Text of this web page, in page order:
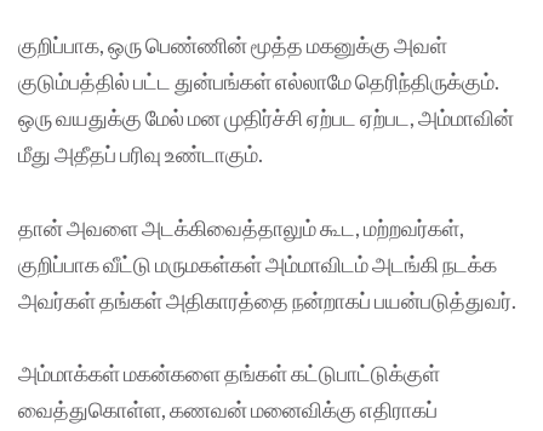
குறிப்பாக, ஒரு பெண்ணின் மூத்த மகனுக்கு அவள்
குடும்பத்தில் பட்ட துன்பங்கள் எல்லாமே தெரிந்திருக்கும்.
ஒரு வயதுக்கு மேல் மன முதிர்ச்சி ஏற்பட ஏற்பட, அம்மாவின்
மீது அதீதப் பரிவு உண்டாகும்.
தான் அவளை அடக்கிவைத்தாலும் கூட, மற்றவர்கள்,
குறிப்பாக வீட்டு மருமகள்கள் அம்மாவிடம் அடங்கி நடக்க
அவர்கள் தங்கள் அதிகாரத்தை நன்றாகப் பயன்படுத்துவர்.
அம்மாக்கள் மகன்களை தங்கள் கட்டுபாட்டுக்குள்
வைத்துகொள்ள, கணவன் மனைவிக்கு எதிராகப்